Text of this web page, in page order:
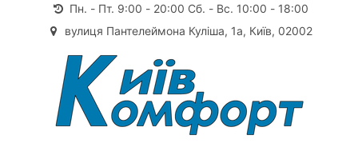
Пн. - Пт. 9:00 - 20:00 Сб. - Вс. 10:00 - 18:00
вулиця Пантелеймона Куліша, 1а, Київ, 02002